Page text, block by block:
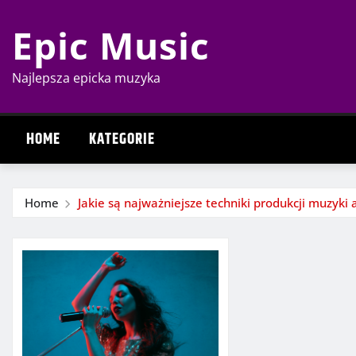
content
Epic Music
Najlepsza epicka muzyka
HOME KATEGORIE
Home Jakie są najważniejsze techniki produkcji muzyki